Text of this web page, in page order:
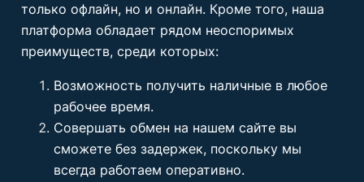
только офлайн, но и онлайн. Кроме того, наша
платформа обладает рядом неоспоримых
преимуществ, среди которых:
Возможность получить наличные в любое
рабочее время.
Совершать обмен на нашем сайте вы
сможете без задержек, поскольку мы
всегда работаем оперативно.